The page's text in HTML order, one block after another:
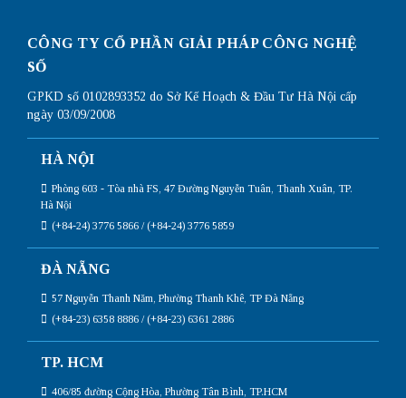
CÔNG TY CỔ PHẦN GIẢI PHÁP CÔNG NGHỆ
SỐ
GPKD số 0102893352 do Sở Kế Hoạch & Đầu Tư Hà Nội cấp
ngày 03/09/2008
HÀ NỘI
Phòng 603 - Tòa nhà FS, 47 Đường Nguyễn Tuân, Thanh Xuân, TP.
Hà Nội
(+84-24) 3776 5866 / (+84-24) 3776 5859
ĐÀ NẴNG
57 Nguyễn Thanh Năm, Phường Thanh Khê, TP Đà Nẵng
(+84-23) 6358 8886 / (+84-23) 6361 2886
TP. HCM
406/85 đường Cộng Hòa, Phường Tân Bình, TP.HCM